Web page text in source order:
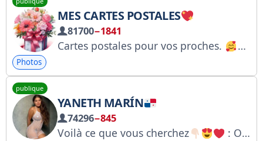
MES CARTES POSTALES
81700−1841
Cartes postales pour vos proches.
Photos
publique
YANETH MARÍN
74296−845
Voilà ce que vous cherchez : OnlyFans : https://onlyfans.com/yanethmarin Instagram : https://instagram.com/Yanethhmarin